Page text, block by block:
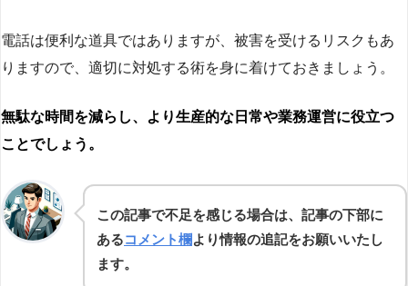
電話は便利な道具ではありますが、被害を受けるリスクもあ
りますので、適切に対処する術を身に着けておきましょう。
無駄な時間を減らし、より生産的な日常や業務運営に役立つ
ことでしょう。
この記事で不足を感じる場合は、記事の下部に
あるコメント欄より情報の追記をお願いいたし
ます。